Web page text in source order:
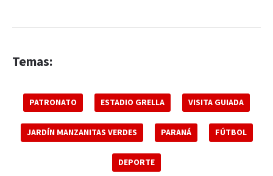
Temas:
PATRONATO ESTADIO GRELLA VISITA GUIADA
JARDÍN MANZANITAS VERDES PARANÁ FÚTBOL
DEPORTE